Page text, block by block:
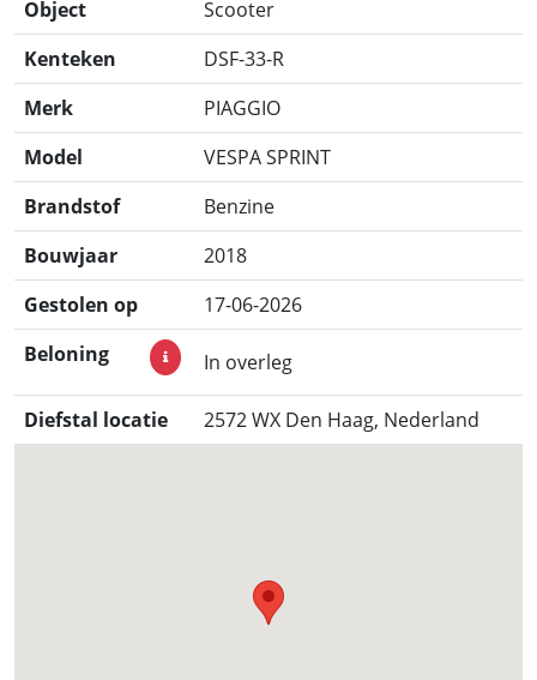
Object
Scooter
Kenteken
DSF-33-R
Merk
PIAGGIO
Model
VESPA SPRINT
Brandstof
Benzine
Bouwjaar
2018
Gestolen op
17-06-2026
Beloning
In overleg
Diefstal locatie 2572 WX Den Haag, Nederland